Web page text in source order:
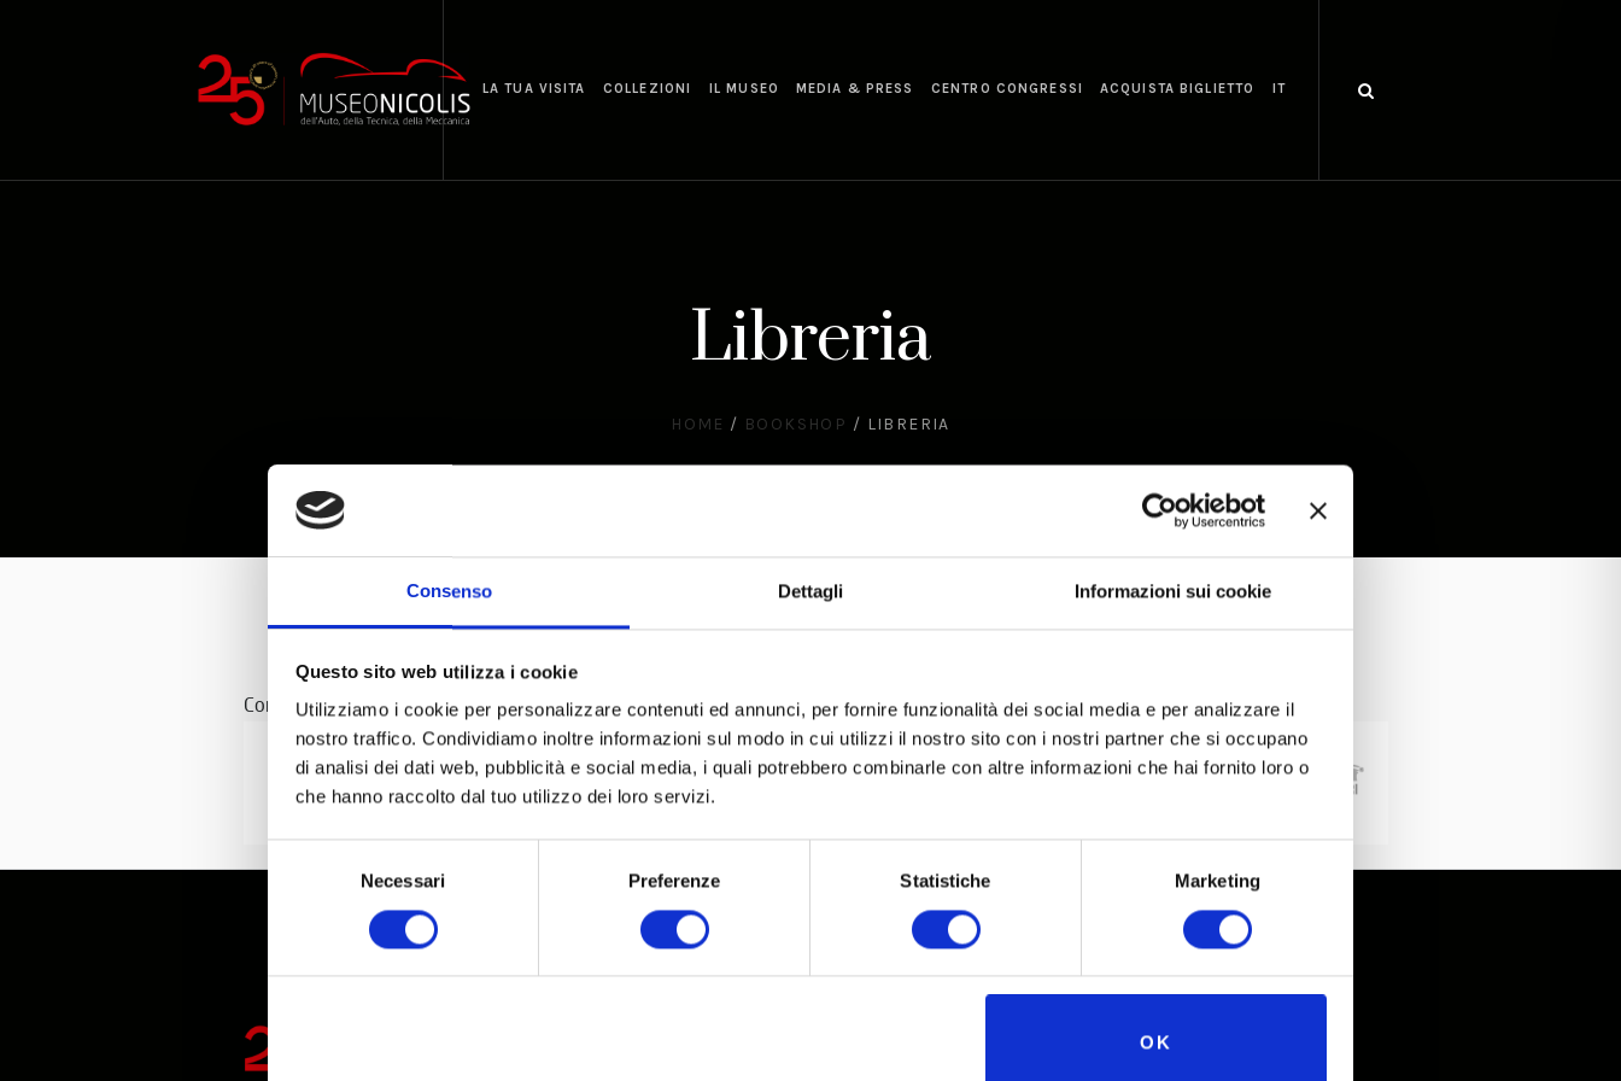
Consenso Dettagli Informazioni sui cookie
Questo sito web utilizza i cookie
Utilizziamo i cookie per personalizzare contenuti ed annunci, per fornire funzionalità dei social media e per analizzare il
nostro traffico. Condividiamo inoltre informazioni sul modo in cui utilizzi il nostro sito con i nostri partner che si occupano
di analisi dei dati web, pubblicità e social media, i quali potrebbero combinarle con altre informazioni che hai fornito loro o
che hanno raccolto dal tuo utilizzo dei loro servizi.
Necessari Preferenze Statistiche Marketing
OK
LA TUA VISITA COLLEZIONI IL MUSEO MEDIA & PRESS CENTRO CONGRESSI ACQUISTA BIGLIETTO IT
Libreria
HOME / BOOKSHOP / LIBRERIA
Con il patrocinio di Partner Network
Social Contatti Gruppo Nicolis